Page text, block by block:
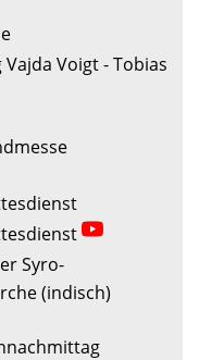
Voigt - Tobias
Syro-
(indisch)